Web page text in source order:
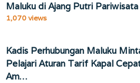
Maluku di Ajang Putri
1,070 views
Kadis Perhubungan Maluku
Pelajari Aturan Tarif Kapal
Am…